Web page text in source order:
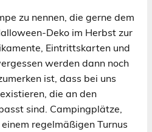
zu nennen, die gerne dem
Deko im Herbst zur
Eintrittskarten und
werden dann noch
ist, dass bei uns
die an den
sind. Campingplätze,
regelmäßigen Turnus